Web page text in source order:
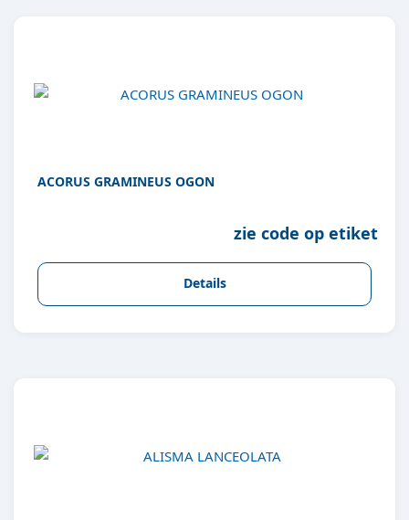
ACORUS GRAMINEUS OGON
zie code op etiket
Details